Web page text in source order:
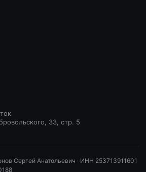
33, стр. 5
Сергей Анатольевич · ИНН 253713911601